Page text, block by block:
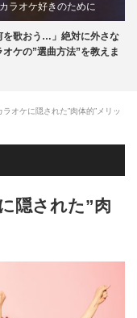
ラオケ好きのために
を歌おう…」絶対に外さな
オケの”選曲方法”を教えま
オケに隠された”肉体的”メリッ
隠された”肉